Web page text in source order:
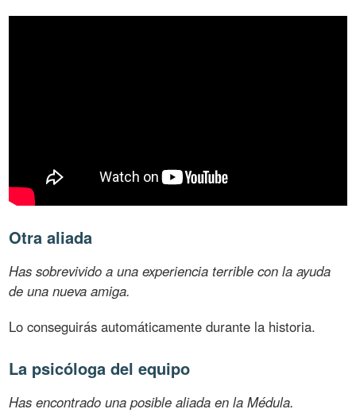
Otra aliada
Has sobrevivido a una experiencia terrible con la ayuda
de una nueva amiga.
Lo conseguirás automáticamente durante la historia.
La psicóloga del equipo
Has encontrado una posible aliada en la Médula.